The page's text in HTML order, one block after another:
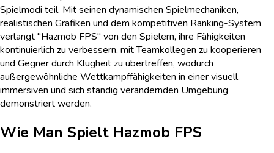
Spielmodi teil. Mit seinen dynamischen Spielmechaniken,
realistischen Grafiken und dem kompetitiven Ranking-System
verlangt "Hazmob FPS" von den Spielern, ihre Fähigkeiten
kontinuierlich zu verbessern, mit Teamkollegen zu kooperieren
und Gegner durch Klugheit zu übertreffen, wodurch
außergewöhnliche Wettkampffähigkeiten in einer visuell
immersiven und sich ständig verändernden Umgebung
demonstriert werden.
Wie Man Spielt Hazmob FPS